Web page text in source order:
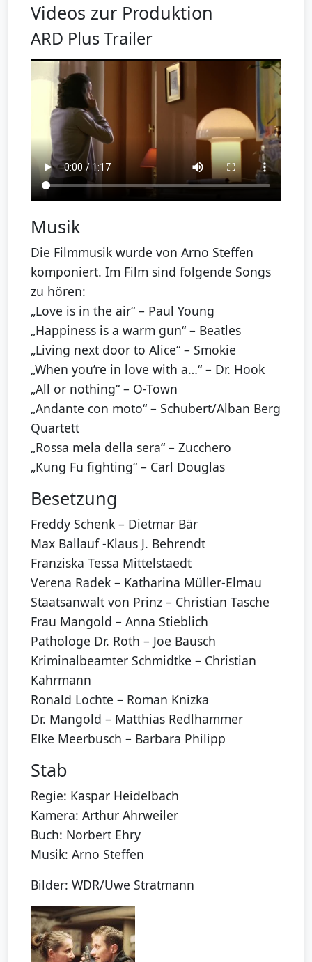
Videos zur Produktion
ARD Plus Trailer
Musik
Die Filmmusik wurde von Arno Steffen
komponiert. Im Film sind folgende Songs
zu hören:
„Love is in the air“ – Paul Young
„Happiness is a warm gun“ – Beatles
„Living next door to Alice“ – Smokie
„When you’re in love with a…“ – Dr. Hook
„All or nothing“ – O-Town
„Andante con moto“ – Schubert/Alban Berg
Quartett
„Rossa mela della sera“ – Zucchero
„Kung Fu fighting“ – Carl Douglas
Besetzung
Freddy Schenk – Dietmar Bär
Max Ballauf -Klaus J. Behrendt
Franziska Tessa Mittelstaedt
Verena Radek – Katharina Müller-Elmau
Staatsanwalt von Prinz – Christian Tasche
Frau Mangold – Anna Stieblich
Pathologe Dr. Roth – Joe Bausch
Kriminalbeamter Schmidtke – Christian
Kahrmann
Ronald Lochte – Roman Knizka
Dr. Mangold – Matthias Redlhammer
Elke Meerbusch – Barbara Philipp
Stab
Regie: Kaspar Heidelbach
Kamera: Arthur Ahrweiler
Buch: Norbert Ehry
Musik: Arno Steffen
Bilder: WDR/Uwe Stratmann